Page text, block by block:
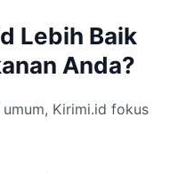
Lebih Baik
Anda?
Kirimi.id fokus